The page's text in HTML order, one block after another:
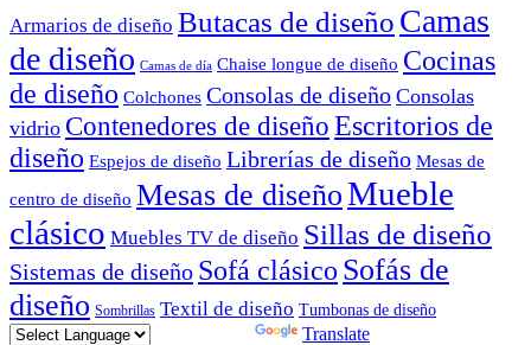
Armarios de diseño Butacas de diseño Camas
de diseño Camas de día Chaise longue de diseño Cocinas
de diseño Colchones Consolas de diseño Consolas
vidrio Contenedores de diseño Escritorios de
diseño Espejos de diseño Librerías de diseño Mesas de
centro de diseño Mesas de diseñoMueble
clásico Muebles TV de diseño Sillas de diseño
Sistemas de diseño Sofá clásico Sofás de
diseño Sombrillas Textil de diseño Tumbonas de diseño
Translate